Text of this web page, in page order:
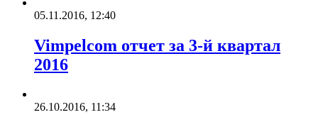
05.11.2016, 12:40
Vimpelcom отчет за 3-й квартал
2016
26.10.2016, 11:34